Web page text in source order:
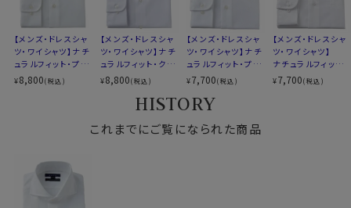
ドレッシーで洗練されたスマートシャツスタイル。
欧米ではドレスシャツの標準であるポケットなしにて生
産しました。
衿の開き角度が大きい、通常のワイドカラーとは一線を
画した衿型がホリゾンタルカラー。
妙なラインがとても小粋！
タイドアップはもちろんですが、ビジネスシーンをアンタイ
ドで、そして上品カジュアルシャツとして着用するのが非
カフス
ラウンドカット
アジャスタブル
コンバーチブルカフス
衿高
前3.0cm 後4.3cm
S-37～LL-43・3L-45･4L-47cm
トールM-88・L-90・LL-90cm
ナチュラルフィット
【メンズ・ドレスシャ
ツ・ワイシャツ】ナチ
ュラルフィット・プレ
ミアムコットン120
番手双糸・イージー
¥8,800(税込)
【メンズ・ドレスシャ
ツ・ワイシャツ】ナチ
ュラルフィット・クー
ルマックス・オールシ
ーズン・ドライ・形態
安定・ホリゾンタル
カラー・カッタウェ
イ・ポケット無し
¥8,800(税込)
【メンズ・ドレスシャ
ツ・ワイシャツ】ナチ
ュラルフィット・プレ
ミアムコットン・形態
安定・ホリゾンタル
カラー・カッタウェ
イ・ポケット無し
¥7,700(税込)
【メンズ・ドレスシャ
ツ・ワイシャツ】
ナチュラルフィット・
プレミアムコットン・
オックスフォード・形
¥7,700(税込)
HISTORY
これまでにご覧になられた商品